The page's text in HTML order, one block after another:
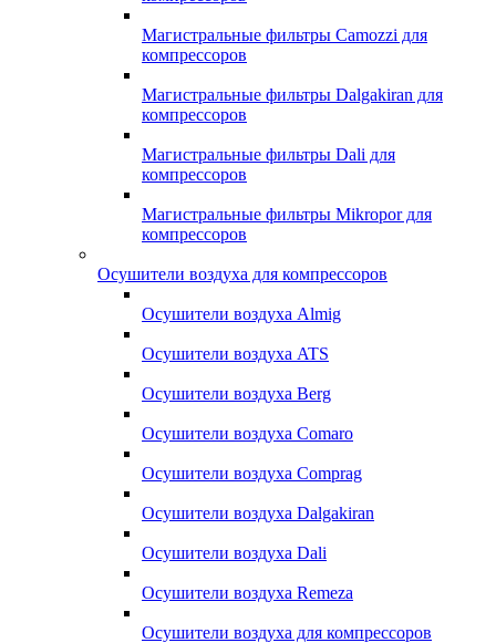
Магистральные фильтры Camozzi для
компрессоров
Магистральные фильтры Dalgakiran для
компрессоров
Магистральные фильтры Dali для
компрессоров
Магистральные фильтры Mikropor для
компрессоров
Осушители воздуха для компрессоров
Осушители воздуха Almig
Осушители воздуха ATS
Осушители воздуха Berg
Осушители воздуха Comaro
Осушители воздуха Comprag
Осушители воздуха Dalgakiran
Осушители воздуха Dali
Осушители воздуха Remeza
Осушители воздуха для компрессоров